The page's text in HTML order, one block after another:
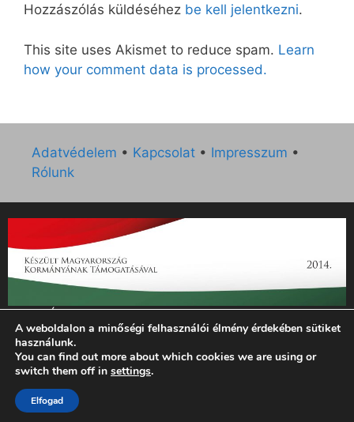
Hozzászólás küldéséhez be kell jelentkezni.
This site uses Akismet to reduce spam. Learn
how your comment data is processed.
Adatvédelem • Kapcsolat • Impresszum •
Rólunk
„Az Új Ember katolikus hetilap 2014. évi működésének
támogatását az EGYH-KCP-14-P-0121 sz. támogatási
szerződés keretében 3 000 000 Ft összegben támogatta az
Emberi Erőforrások Minisztériuma.”
© 2026 Magyar Kurír - Új Ember
A weboldalon a minőségi felhasználói élmény érdekében sütiket
használunk.
You can find out more about which cookies we are using or
switch them off in settings.
Elfogad